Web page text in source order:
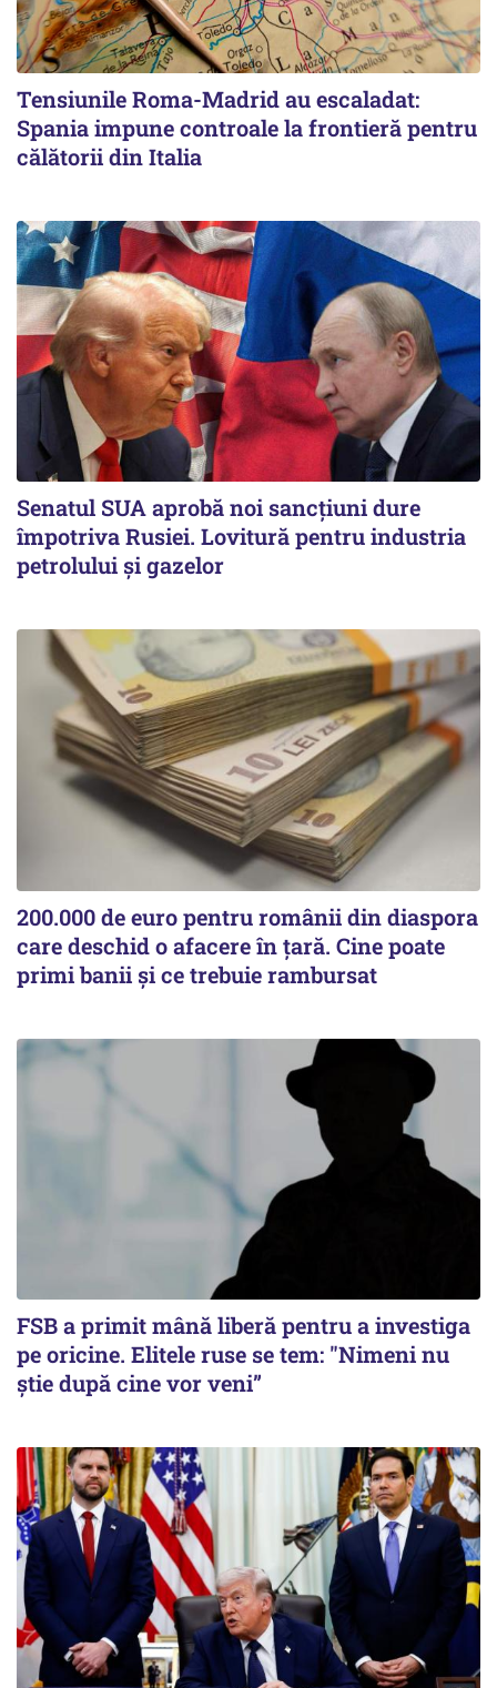
Tensiunile Roma-Madrid au escaladat:
Spania impune controale la frontieră pentru
călătorii din Italia
Senatul SUA aprobă noi sancțiuni dure
împotriva Rusiei. Lovitură pentru industria
petrolului și gazelor
200.000 de euro pentru românii din diaspora
care deschid o afacere în țară. Cine poate
primi banii și ce trebuie rambursat
FSB a primit mână liberă pentru a investiga
pe oricine. Elitele ruse se tem: "Nimeni nu
știe după cine vor veni”